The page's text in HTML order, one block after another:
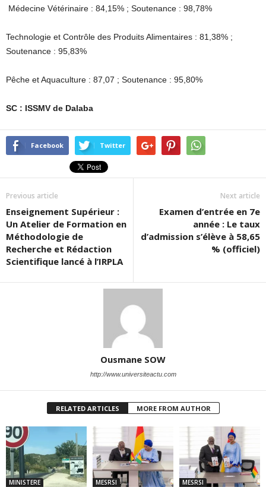
Médecine Vétérinaire : 84,15% ; Soutenance : 98,78%
Technologie et Contrôle des Produits Alimentaires : 81,38% ;
Soutenance : 95,83%
Pêche et Aquaculture : 87,07 ; Soutenance : 95,80%
SC : ISSMV de Dalaba
Facebook Twitter
Previous article
Enseignement Supérieur :
Un Atelier de Formation en
Méthodologie de
Recherche et Rédaction
Scientifique lancé à l’IRPLA
Next article
Examen d’entrée en 7e
année : Le taux
d’admission s’élève à 58,65
% (officiel)
Ousmane SOW
http://www.universiteactu.com
RELATED ARTICLES MORE FROM AUTHOR
MINISTERE MESRSI MESRSI